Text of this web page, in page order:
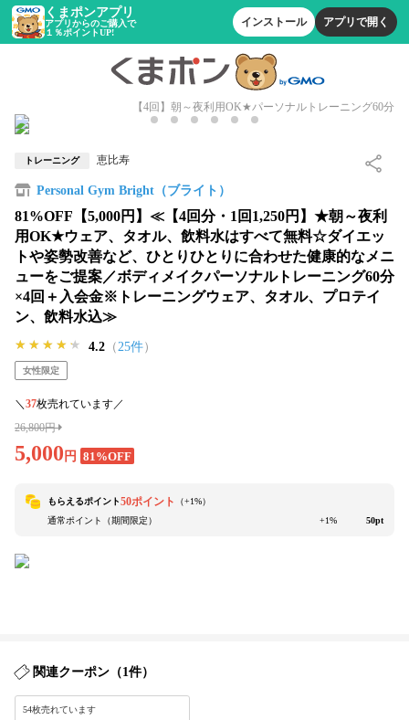
くまポンアプリ
アプリからのご購入で
１％ポイントUP!
インストール アプリで開く
【4回】朝～夜利用OK★パーソナルトレーニング60分
トレーニング 恵比寿
Personal Gym Bright（ブライト）
81%OFF【5,000円】≪【4回分・1回1,250円】★朝～夜利
用OK★ウェア、タオル、飲料水はすべて無料☆ダイエッ
トや姿勢改善など、ひとりひとりに合わせた健康的なメニ
ューをご提案／ボディメイクパーソナルトレーニング60分
×4回＋入会金※トレーニングウェア、タオル、プロテイ
ン、飲料水込≫
★★★★★
★★★★★
★★★★★ 4.2 （25件）
女性限定
＼ 37枚売れています／
26,800円
5,000 円 81%OFF
もらえるポイント50ポイント （+1%）
通常ポイント（期間限定）
+1% 50pt
関連クーポン（1件）
54枚売れています